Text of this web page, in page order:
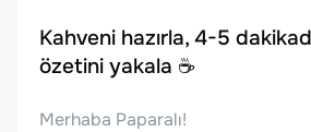
Kahveni hazırla, 4-5
özetini yakala ☕
Merhaba Paparalı!